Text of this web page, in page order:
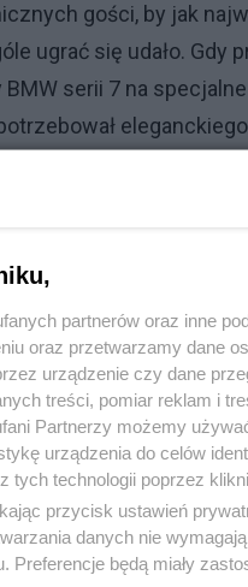
gości, by jak
ugrać się udało. Gdy
serii 7 na
nierzadko podrzuca (z
gdyby zdarzyło
publicznym i o
jednak miejsce kilka
zrobi z siebie przykład
pańskich
wyjaśniające
premier tak wiele
Naprawdę,
uczynienie z siebie
partnerów oraz inne
oraz przetwarzamy dane
urządzenie czy dane
treści, pomiar reklam i
Partnerzy możemy
urządzenia do celów
tych technologii poprzez
przycisk ustawień
danych nie
Preferencje będą miały